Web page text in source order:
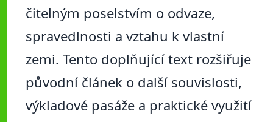
čitelným poselstvím o odvaze,
spravedlnosti a vztahu k vlastní
zemi. Tento doplňující text rozšiřuje
původní článek o další souvislosti,
výkladové pasáže a praktické využití